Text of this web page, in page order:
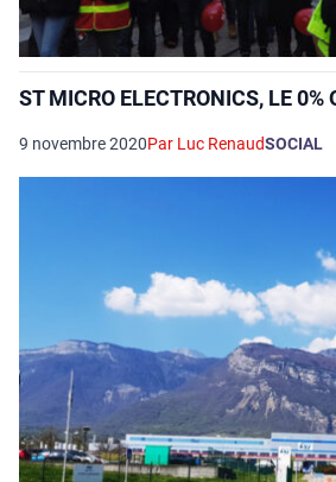
ST MICRO ELECTRONICS, LE 0%
9 novembre 2020Par Luc RenaudSOCIAL